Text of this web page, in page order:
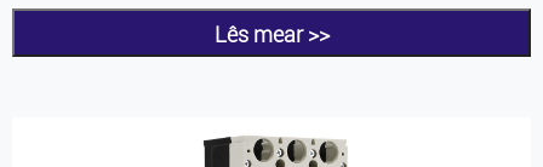
Lês mear >>